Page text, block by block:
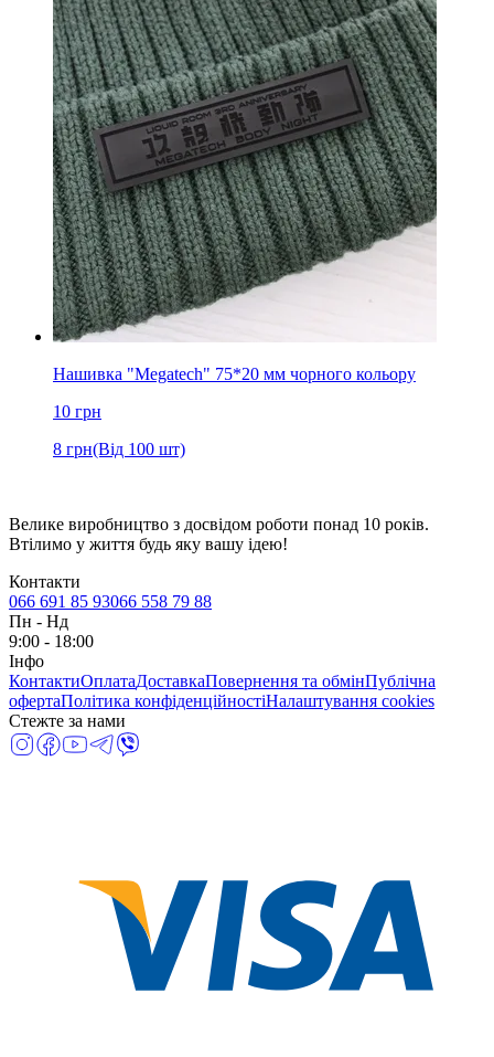
Нашивка "Megatech" 75*20 мм чорного кольору
10 грн
8 грн(Від 100 шт)
Велике виробництво з досвідом роботи понад 10 років.
Втілимо у життя будь яку вашу ідею!
Контакти
066 691 85 93066 558 79 88
Пн - Нд
9:00 - 18:00
Інфо
КонтактиОплатаДоставкаПовернення та обмінПублічна
офертаПолітика конфіденційностіНалаштування cookies
Стежте за нами